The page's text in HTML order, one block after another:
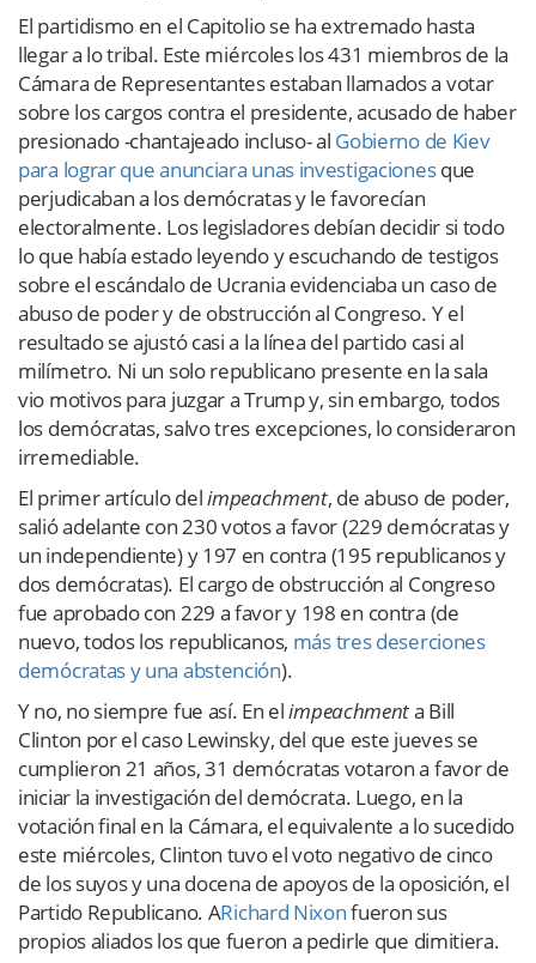
El partidismo en el Capitolio se ha extremado hasta
llegar a lo tribal. Este miércoles los 431 miembros de la
Cámara de Representantes estaban llamados a votar
sobre los cargos contra el presidente, acusado de haber
presionado -chantajeado incluso- al Gobierno de Kiev
para lograr que anunciara unas investigacionesque
perjudicaban a los demócratas y le favorecían
electoralmente. Los legisladores debían decidir si todo
lo que había estado leyendo y escuchando de testigos
sobre el escándalo de Ucrania evidenciaba un caso de
abuso de poder y de obstrucción al Congreso. Y el
resultado se ajustó casi a la línea del partido casi al
milímetro. Ni un solo republicano presente en la sala
vio motivos para juzgar a Trump y, sin embargo, todos
los demócratas, salvo tres excepciones, lo consideraron
irremediable.
El primer artículo delimpeachment, de abuso de poder,
salió adelante con 230 votos a favor (229 demócratas y
un independiente) y 197 en contra (195 republicanos y
dos demócratas). El cargo de obstrucción al Congreso
fue aprobado con 229 a favor y 198 en contra (de
nuevo, todos los republicanos, más tres deserciones
demócratas y una abstención).
Y no, no siempre fue así. En elimpeachmenta Bill
Clinton por el caso Lewinsky, del que este jueves se
cumplieron 21 años, 31 demócratas votaron a favor de
iniciar la investigación del demócrata. Luego, en la
votación final en la Cámara, el equivalente a lo sucedido
este miércoles, Clinton tuvo el voto negativo de cinco
de los suyos y una docena de apoyos de la oposición, el
Partido Republicano. ARichard Nixonfueron sus
propios aliados los que fueron a pedirle que dimitiera.